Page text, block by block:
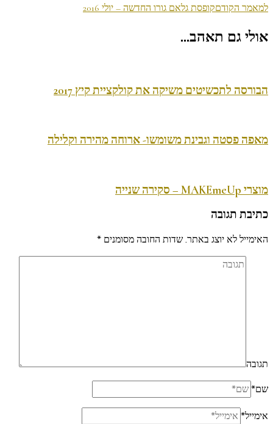
ניווט
בפוסטים
למאמר הקודםקופסת גלאם גורו החדשה – יולי 2016
אולי גם תאהב...
הבורסה לתכשיטים משיקה את קולקציית קיץ 2017
מאפה פסטה וגבינת משומשו- ארוחה מהירה וקלילה
מוצרי MAKEmeUp – סקירה שנייה
כתיבת תגובה
האימייל לא יוצג באתר.שדות החובה מסומנים *
תגובה
שם*
אימייל*